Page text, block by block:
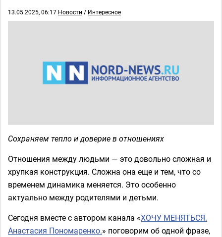
13.05.2025, 06:17 Новости / Интересное
Сохраняем тепло и доверие в отношениях
Отношения между людьми — это довольно сложная и
хрупкая конструкция. Сложна она еще и тем, что со
временем динамика меняется. Это особенно
актуально между родителями и детьми.
Сегодня вместе с автором канала «ХОЧУ МЕНЯТЬСЯ.
Анастасия Пономаренко.» поговорим об одной фразе,